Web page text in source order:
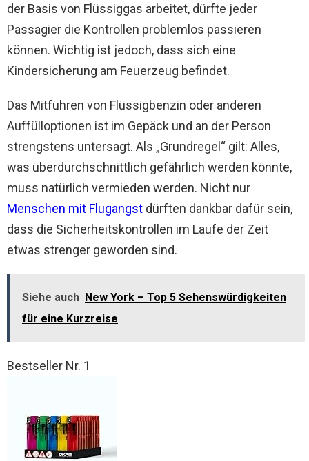
der Basis von Flüssiggas arbeitet, dürfte jeder
Passagier die Kontrollen problemlos passieren
können. Wichtig ist jedoch, dass sich eine
Kindersicherung am Feuerzeug befindet.
Das Mitführen von Flüssigbenzin oder anderen
Auffülloptionen ist im Gepäck und an der Person
strengstens untersagt. Als „Grundregel“ gilt: Alles,
was überdurchschnittlich gefährlich werden könnte,
muss natürlich vermieden werden. Nicht nur
Menschen mit Flugangst dürften dankbar dafür sein,
dass die Sicherheitskontrollen im Laufe der Zeit
etwas strenger geworden sind.
Siehe auch New York – Top 5 Sehenswürdigkeiten
für eine Kurzreise
Bestseller Nr. 1